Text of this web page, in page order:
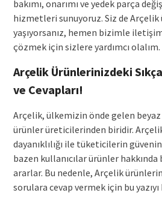
bakımı, onarımı ve yedek parça
hizmetleri sunuyoruz. Siz de
yaşıyorsanız, hemen bizimle
çözmek için sizlere yardımcı olalım.
Arçelik Ürünlerinizdeki
ve Cevapları!
Arçelik, ülkemizin önde gelen
ürünler üreticilerinden biridir.
dayanıklılığı ile tüketicilerin
bazen kullanıcılar ürünler hakkında
ararlar. Bu nedenle, Arçelik
sorulara cevap vermek için bu yazıyı